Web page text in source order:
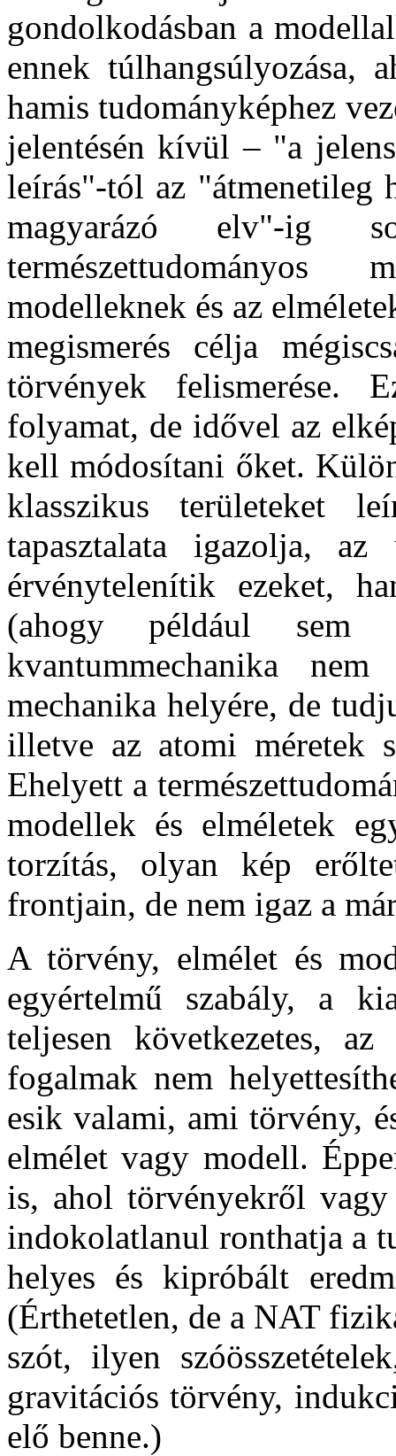
gondolkodásban a
ennek túlhangsúlyozása,
hamis tudományképhez
jelentésén kívül – "a
leírás"-tól az "átmenetileg
magyarázó elv"-ig
természettudományos
modelleknek és az
megismerés célja
törvények felismerése.
folyamat, de idővel az
kell módosítani őket.
klasszikus területeket
tapasztalata igazolja,
érvénytelenítik ezeket,
(ahogy például sem
kvantummechanika
mechanika helyére, de
illetve az atomi méretek
Ehelyett a
modellek és elméletek
torzítás, olyan kép
frontjain, de nem igaz a
A törvény, elmélet és
egyértelmű szabály, a
teljesen következetes,
fogalmak nem
esik valami, ami törvény,
elmélet vagy modell.
is, ahol törvényekről
indokolatlanul ronthatja a
helyes és kipróbált
(Érthetetlen, de a NAT
szót, ilyen
gravitációs törvény,
elő benne.)